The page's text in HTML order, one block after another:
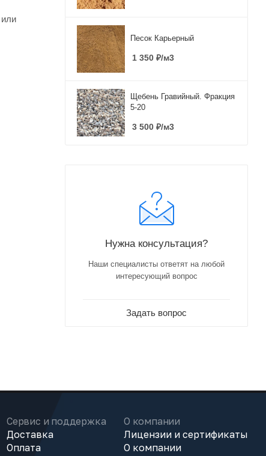
или
Песок Карьерный
1 350 ₽/м3
Щебень Гравийный. Фракция
5-20
3 500 ₽/м3
Нужна консультация?
Наши специалисты ответят на любой
интересующий вопрос
Задать вопрос
Сервис и поддержка
Доставка
Оплата
О компании
Лицензии и сертификаты
О компании